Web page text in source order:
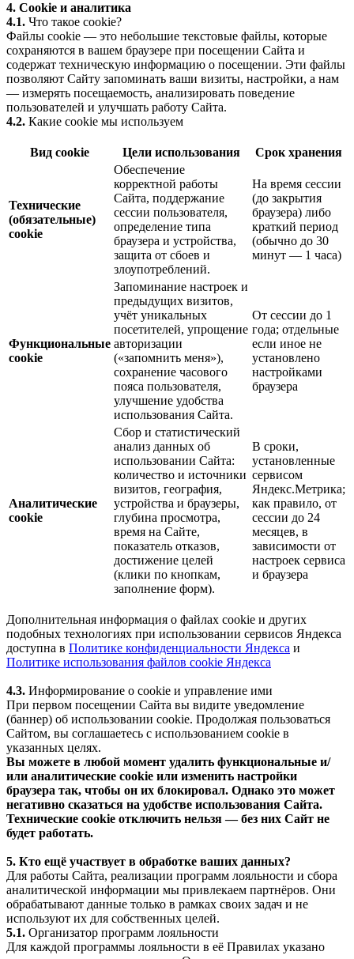
4. Cookie и аналитика
4.1. Что такое cookie?
Файлы cookie — это небольшие текстовые файлы, которые
сохраняются в вашем браузере при посещении Сайта и
содержат техническую информацию о посещении. Эти файлы
позволяют Сайту запоминать ваши визиты, настройки, а нам
— измерять посещаемость, анализировать поведение
пользователей и улучшать работу Сайта.
4.2. Какие cookie мы используем
Вид cookie Цели использования Срок хранения
Технические
(обязательные)
cookie
Обеспечение
корректной работы
Сайта, поддержание
сессии пользователя,
определение типа
браузера и устройства,
защита от сбоев и
злоупотреблений.
На время сессии
(до закрытия
браузера) либо
краткий период
(обычно до 30
минут — 1 часа)
Функциональные
cookie
Запоминание настроек и
предыдущих визитов,
учёт уникальных
посетителей, упрощение
авторизации
(«запомнить меня»),
сохранение часового
пояса пользователя,
улучшение удобства
использования Сайта.
От сессии до 1
года; отдельные
если иное не
установлено
настройками
браузера
Аналитические
cookie
Сбор и статистический
анализ данных об
использовании Сайта:
количество и источники
визитов, география,
устройства и браузеры,
глубина просмотра,
время на Сайте,
показатель отказов,
достижение целей
(клики по кнопкам,
заполнение форм).
В сроки,
установленные
сервисом
Яндекс.Метрика;
как правило, от
сессии до 24
месяцев, в
зависимости от
настроек сервиса
и браузера
Дополнительная информация о файлах cookie и других
подобных технологиях при использовании сервисов Яндекса
доступна в Политике конфиденциальности Яндекса и
Политике использования файлов cookie Яндекса
4.3. Информирование о cookie и управление ими
При первом посещении Сайта вы видите уведомление
(баннер) об использовании cookie. Продолжая пользоваться
Сайтом, вы соглашаетесь с использованием cookie в
указанных целях.
Вы можете в любой момент удалить функциональные и/
или аналитические cookie или изменить настройки
браузера так, чтобы он их блокировал. Однако это может
негативно сказаться на удобстве использования Сайта.
Технические cookie отключить нельзя — без них Сайт не
будет работать.
5. Кто ещё участвует в обработке ваших данных?
Для работы Сайта, реализации программ лояльности и сбора
аналитической информации мы привлекаем партнёров. Они
обрабатывают данные только в рамках своих задач и не
используют их для собственных целей.
5.1. Организатор программ лояльности
Для каждой программы лояльности в её Правилах указано